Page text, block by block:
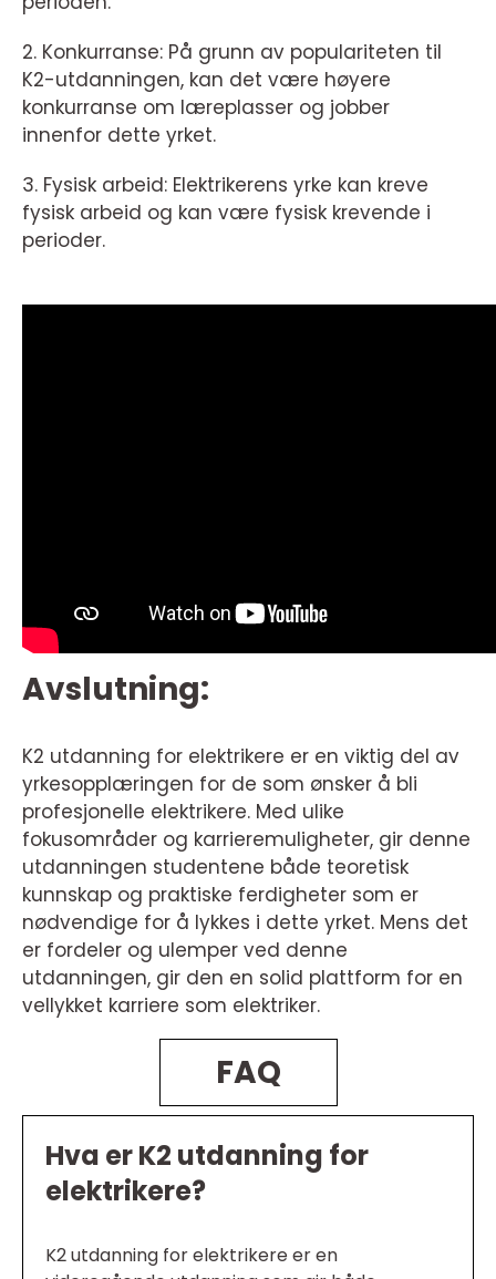
2. Konkurranse: På grunn av populariteten til
K2-utdanningen, kan det være høyere
konkurranse om læreplasser og jobber
innenfor dette yrket.
3. Fysisk arbeid: Elektrikerens yrke kan kreve
fysisk arbeid og kan være fysisk krevende i
perioder.
Avslutning:
K2 utdanning for elektrikere er en viktig del av
yrkesopplæringen for de som ønsker å bli
profesjonelle elektrikere. Med ulike
fokusområder og karrieremuligheter, gir denne
utdanningen studentene både teoretisk
kunnskap og praktiske ferdigheter som er
nødvendige for å lykkes i dette yrket. Mens det
er fordeler og ulemper ved denne
utdanningen, gir den en solid plattform for en
vellykket karriere som elektriker.
FAQ
Hva er K2 utdanning for
elektrikere?
K2 utdanning for elektrikere er en